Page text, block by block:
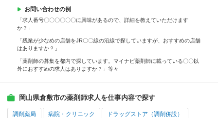
お問い合わせの例
「求人番号〇〇〇〇〇〇に興味があるので、詳細を教えていただけます
か？」
「残業が少なめの店舗をJR〇〇線の沿線で探していますが、おすすめの店舗
はありますか？」
「薬剤師の募集を都内で探しています。マイナビ薬剤師に載っている〇〇以
外におすすめの求人はありますか？」等々
岡山県倉敷市の薬剤師求人を仕事内容で探す
調剤薬局 病院・クリニック ドラッグストア（調剤併設）